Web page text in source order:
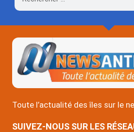
Toute l’actualité des îles sur le
SUIVEZ-NOUS SUR LES